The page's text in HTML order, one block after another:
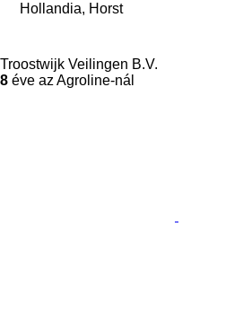
Hollandia, Horst
Troostwijk Veilingen B.V.
8 éve az Agroline-nál